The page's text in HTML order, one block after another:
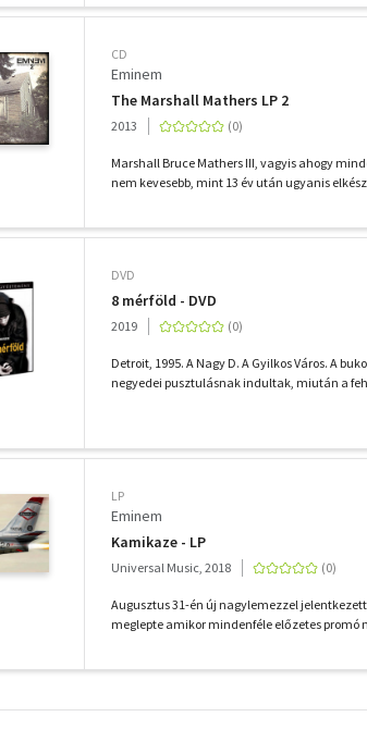
CD
Eminem
The Marshall Mathers LP 2
2013
Marshall Bruce Mathers III, vagyis ahogy
nem kevesebb, mint 13 év után ugyanis
DVD
8 mérföld - DVD
2019
Detroit, 1995. A Nagy D. A Gyilkos Város. A
negyedei pusztulásnak indultak, miután a
LP
Eminem
Kamikaze - LP
Universal Music, 2018
Augusztus 31-én új nagylemezzel jelentkezett
meglepte amikor mindenféle előzetes promó